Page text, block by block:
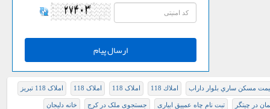
ارسال پیام
مسكن ساري بلوار داراب املاك 118 املاک 118 املاک 118 املاک 118 تبریز
در چیتگر تبت نام چاه عمییق ابیاری جستجوی ملک در کرج خانه دلیجان